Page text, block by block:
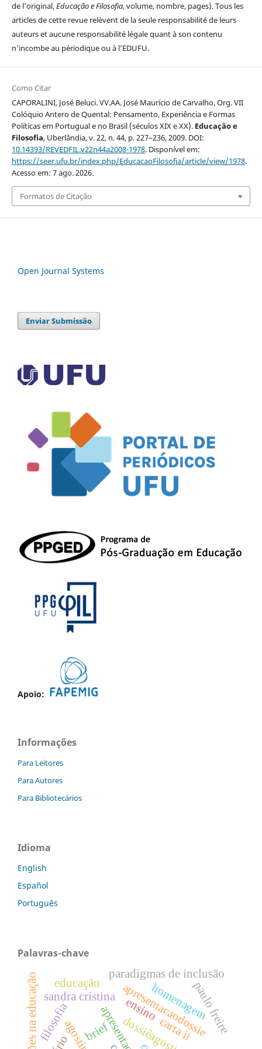
de l'original,Educação e Filosofia, volume, nombre, pages). Tous les
articles de cette revue relèvent de la seule responsabilité de leurs
auteurs et aucune responsabilité légale quant à son contenu
n'incombe au périodique ou à l’EDUFU.
Como Citar
CAPORALINI, José Beluci. VV.AA. José Maurício de Carvalho, Org. VII
Colóquio Antero de Quental: Pensamento, Experiência e Formas
Políticas em Portugual e no Brasil (séculos XIX e XX). Educação e
Filosofia, Uberlândia, v. 22, n. 44, p. 227–236, 2009. DOI:
10.14393/REVEDFIL.v22n44a2008-1978. Disponível em:
https://seer.ufu.br/index.php/EducacaoFilosofia/article/view/1978.
Acesso em: 7 ago. 2026.
Formatos de Citação
Open Journal Systems
Enviar Submissão
Apoio:
Informações
Para Leitores
Para Autores
Para Bibliotecários
Idioma
English
Español
Português
Palavras-chave
apresentaçãoapresentacaodossie
brief carta ii
sandra cristina homenagem
paradigmas de inclusão
filosofia paulo freire
educação
ensino